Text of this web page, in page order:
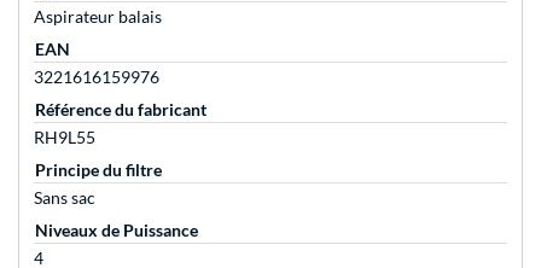
Aspirateur balais
EAN
3221616159976
Référence du fabricant
RH9L55
Principe du filtre
Sans sac
Niveaux de Puissance
4